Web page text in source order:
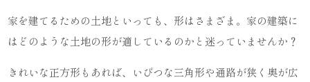
家を建てるための土地といっても、形はさまざま。家の建築に
はどのような土地の形が適しているのかと迷っていませんか？
きれいな正方形もあれば、いびつな三角形や通路が狭く奥が広